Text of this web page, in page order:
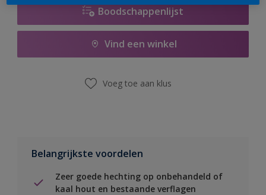
Boodschappenlijst
Vind een winkel
Voeg toe aan klus
Belangrijkste voordelen
Zeer goede hechting op onbehandeld of
kaal hout en bestaande verflagen